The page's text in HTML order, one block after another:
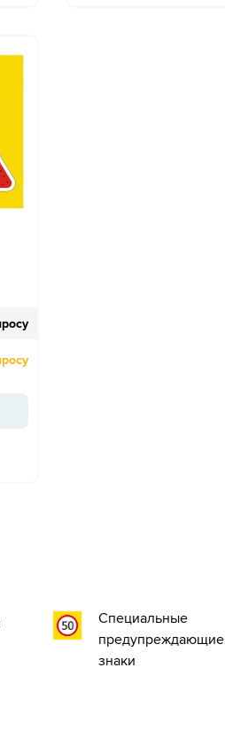
Специальные
предупреждающие
знаки